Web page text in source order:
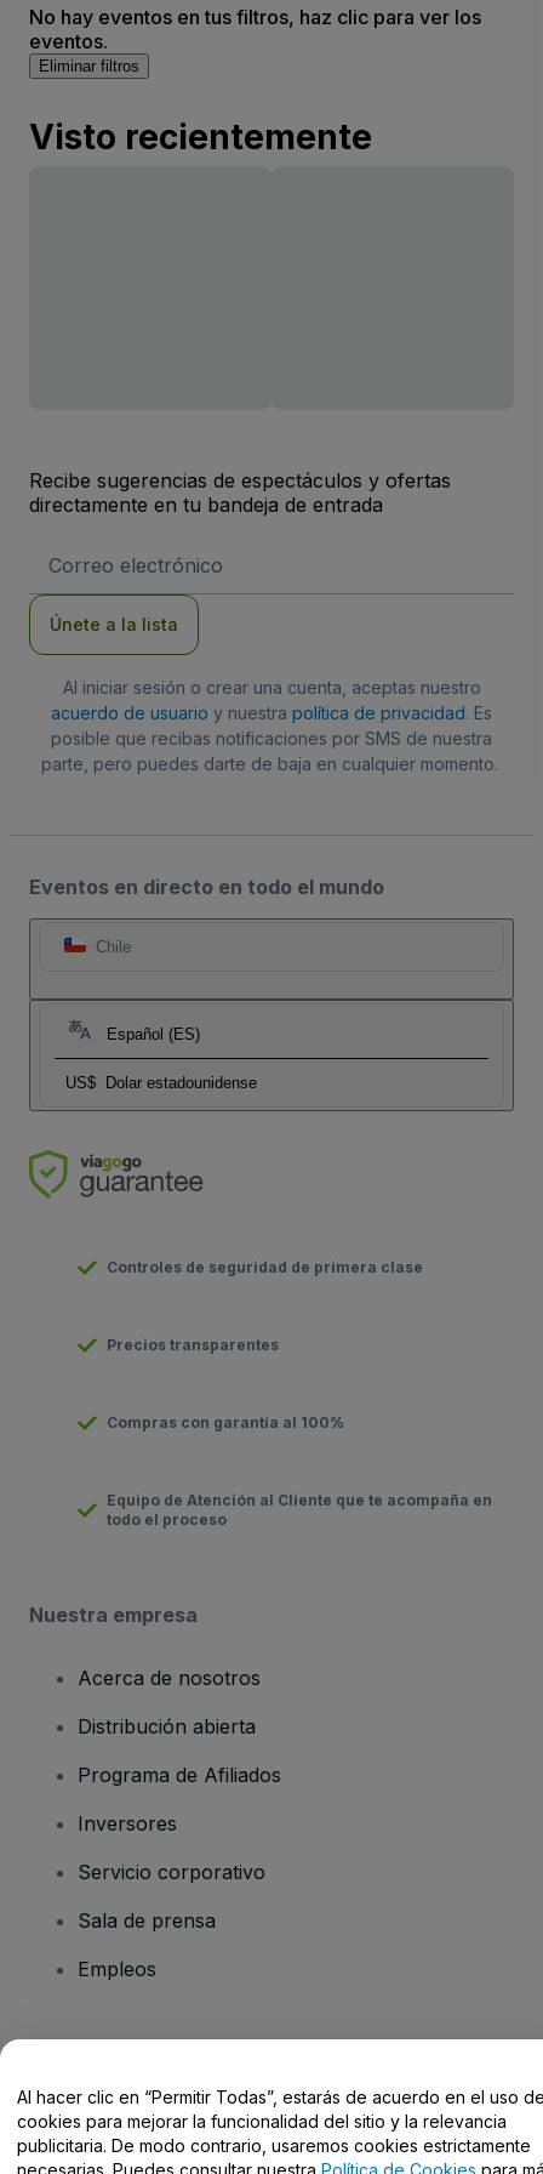
No hay eventos en tus filtros, haz clic para ver los
eventos.
Eliminar filtros
Visto recientemente
Recibe sugerencias de espectáculos y ofertas
directamente en tu bandeja de entrada
de
Únete a la lista
Al iniciar sesión o crear una cuenta, aceptas nuestro
acuerdo de usuario y nuestra política de privacidad. Es
posible que recibas notificaciones por SMS de nuestra
parte, pero puedes darte de baja en cualquier momento.
Eventos en directo en todo el mundo
Chile
Español (ES)
US$ Dolar estadounidense
Controles de seguridad de primera clase
Precios transparentes
Compras con garantía al 100%
Equipo de Atención al Cliente que te acompaña en
todo el proceso
Nuestra empresa
Acerca de nosotros
Distribución abierta
Programa de Afiliados
Inversores
Servicio corporativo
Sala de prensa
Empleos
Centro de Ayuda / Contacto
Al hacer clic en “Permitir Todas”, estarás de acuerdo en el uso
cookies para mejorar la funcionalidad del sitio y la relevancia
publicitaria. De modo contrario, usaremos cookies estrictamente
necesarias. Puedes consultar nuestra Política de Cookies para